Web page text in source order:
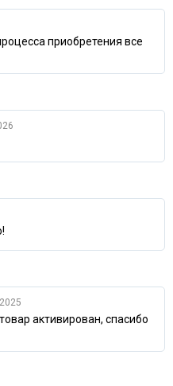
приобретения все
активирован, спасибо